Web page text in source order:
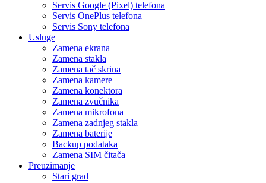
Servis Google (Pixel) telefona
Servis OnePlus telefona
Servis Sony telefona
Usluge
Zamena ekrana
Zamena stakla
Zamena tač skrina
Zamena kamere
Zamena konektora
Zamena zvučnika
Zamena mikrofona
Zamena zadnjeg stakla
Zamena baterije
Backup podataka
Zamena SIM čitača
Preuzimanje
Stari grad